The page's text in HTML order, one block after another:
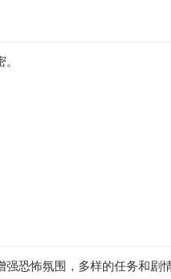
恐怖氛围，多样的任务和剧